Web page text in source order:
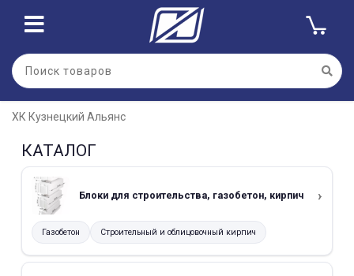
ХК Кузнецкий Альянс
КАТАЛОГ
Блоки для строительства, газобетон, кирпич
Газобетон Строительный и облицовочный кирпич